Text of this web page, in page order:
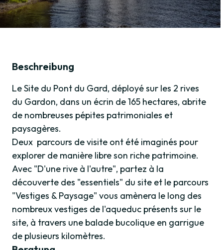
Beschreibung
Le Site du Pont du Gard, déployé sur les 2 rives
du Gardon, dans un écrin de 165 hectares, abrite
de nombreuses pépites patrimoniales et
paysagères.
Deux parcours de visite ont été imaginés pour
explorer de manière libre son riche patrimoine.
Avec "D'une rive à l'autre", partez à la
découverte des "essentiels" du site et le parcours
"Vestiges & Paysage" vous amènera le long des
nombreux vestiges de l'aqueduc présents sur le
site, à travers une balade bucolique en garrigue
de plusieurs kilomètres.